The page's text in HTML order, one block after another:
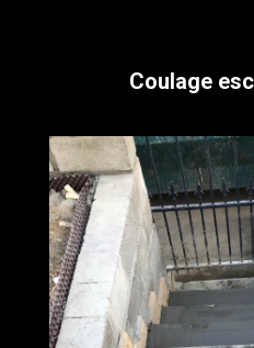
Coulage